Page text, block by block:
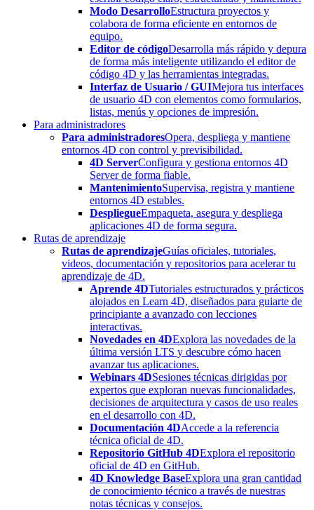
Modo DesarrolloEstructura proyectos y
colabora de forma eficiente en entornos de
equipo.
Editor de códigoDesarrolla más rápido y depura
de forma más inteligente utilizando el editor de
código 4D y las herramientas integradas.
Interfaz de Usuario / GUIMejora tus interfaces
de usuario 4D con elementos como formularios,
listas, menús y opciones de impresión.
Para administradores
Para administradoresOpera, despliega y mantiene
entornos 4D con control y previsibilidad.
4D ServerConfigura y gestiona entornos 4D
Server de forma fiable.
MantenimientoSupervisa, registra y mantiene
entornos 4D estables.
DespliegueEmpaqueta, asegura y despliega
aplicaciones 4D de forma segura.
Rutas de aprendizaje
Rutas de aprendizajeGuías oficiales, tutoriales,
videos, documentación y repositorios para acelerar tu
aprendizaje de 4D.
Aprende 4DTutoriales estructurados y prácticos
alojados en Learn 4D, diseñados para guiarte de
principiante a avanzado con lecciones
interactivas.
Novedades en 4DExplora las novedades de la
última versión LTS y descubre cómo hacen
avanzar tus aplicaciones.
Webinars 4DSesiones técnicas dirigidas por
expertos que exploran nuevas funcionalidades,
decisiones de arquitectura y casos de uso reales
en el desarrollo con 4D.
Documentación 4DAccede a la referencia
técnica oficial de 4D.
Repositorio GitHub 4DExplora el repositorio
oficial de 4D en GitHub.
4D Knowledge BaseExplora una gran cantidad
de conocimiento técnico a través de nuestras
notas técnicas y consejos.